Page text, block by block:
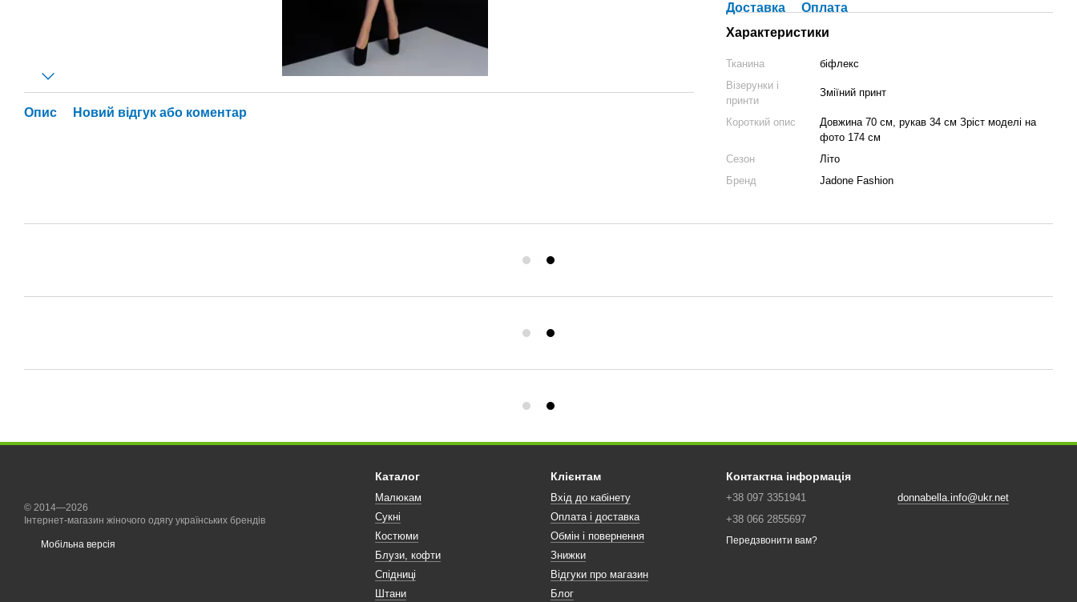
Опис Новий відгук або коментар
Доставка
Оплата
Характеристики
Тканина
біфлекс
Візерунки і
принти
Зміїний принт
Короткий опис
Довжина 70 см, рукав 34 см Зріст моделі на
фото 174 см
Сезон
Літо
Бренд
Jadone Fashion
© 2014—2026
Інтернет-магазин жіночого одягу українських брендів
Мобільна версія
Каталог
Малюкам
Сукні
Костюми
Блузи, кофти
Спідниці
Штани
Клієнтам
Вхід до кабінету
Оплата і доставка
Обмін і повернення
Знижки
Відгуки про магазин
Блог
Контактна інформація
+38 097 3351941
+38 066 2855697
Передзвонити вам?
donnabella.info@ukr.net